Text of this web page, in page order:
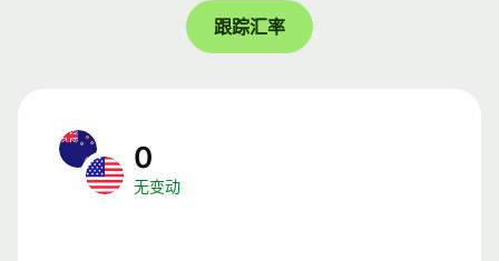
跟踪汇率
0
无变动